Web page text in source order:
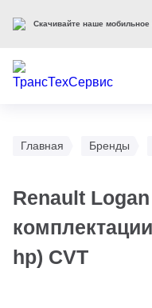
Главная Бренды
Renault
hp) CVT
Скачивайте наше мобильное